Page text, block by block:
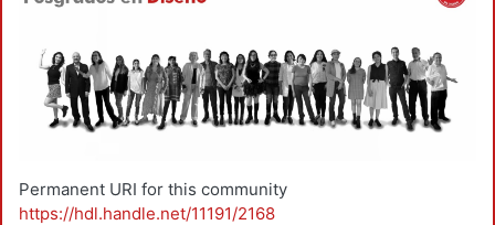
Permanent URI for this community
https://hdl.handle.net/11191/2168